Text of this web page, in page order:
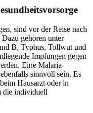
sind vor der Reise nach
Dazu gehören unter
B, Typhus, Tollwut und
Impfungen gegen
Eine Malaria-
sinnvoll sein. Es
Hausarzt oder in
die individuell